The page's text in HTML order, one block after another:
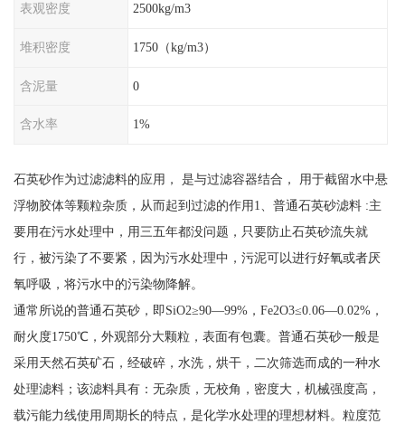
表观密度 2500kg/m3
堆积密度 1750（kg/m3）
含泥量 0
含水率 1%
石英砂作为过滤滤料的应用， 是与过滤容器结合， 用于截留水中悬
浮物胶体等颗粒杂质，从而起到过滤的作用1、普通石英砂滤料 :主
要用在污水处理中，用三五年都没问题，只要防止石英砂流失就
行，被污染了不要紧，因为污水处理中，污泥可以进行好氧或者厌
氧呼吸，将污水中的污染物降解。
通常所说的普通石英砂，即SiO2≥90—99%，Fe2O3≤0.06—0.02%，
耐火度1750℃，外观部分大颗粒，表面有包囊。普通石英砂一般是
采用天然石英矿石，经破碎，水洗，烘干，二次筛选而成的一种水
处理滤料；该滤料具有：无杂质，无校角，密度大，机械强度高，
载污能力线使用周期长的特点，是化学水处理的理想材料。粒度范